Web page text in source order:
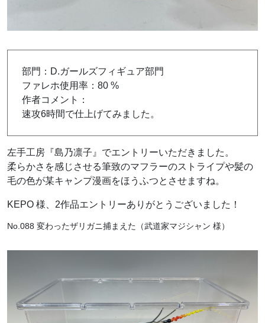
部門：D.ガールズフィギュア部門
ファレホ使用率：80 %
作者コメント：
速攻6時間で仕上げてみました。
左手工房『島乃凛子』でエントリーいただきました。
柔らかさを感じさせる筆致のマフラーのストライプや髪の
毛の色が某キャンプ漫画をほうふつとさせますね。
KEPO 様、2作品エントリーありがとうございました！
No.088 変わったザリガニ捕まえた（武道家マジシャン 様）